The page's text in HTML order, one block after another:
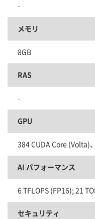
-
メモリ
8GB
RAS
-
GPU
384 CUDA Core (Volta)
AI パフォーマンス
6 TFLOPS (FP16); 21
セキュリティ